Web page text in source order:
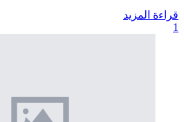
قراءة المزيد
1